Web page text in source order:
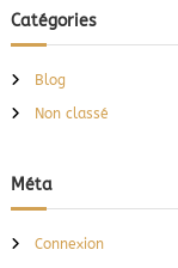
Catégories
Blog
Non classé
Méta
Connexion